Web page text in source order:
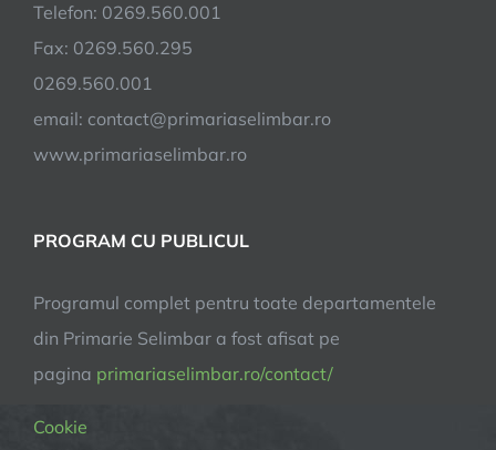
Telefon: 0269.560.001
Fax: 0269.560.295
0269.560.001
email: contact@primariaselimbar.ro
www.primariaselimbar.ro
PROGRAM CU PUBLICUL
Programul complet pentru toate departamentele
din Primarie Selimbar a fost afisat pe
pagina primariaselimbar.ro/contact/
Cookie